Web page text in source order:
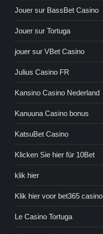
Jouer sur BassBet Casino
Jouer sur Tortuga
jouer sur VBet Casino
Julius Casino FR
Kansino Casino Nederland
Kanuuna Casino bonus
KatsuBet Casino
Klicken Sie hier für 10Bet
klik hier
Klik hier voor bet365 casino
Le Casino Tortuga